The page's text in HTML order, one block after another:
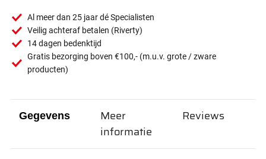
Al meer dan 25 jaar dé Specialisten
Veilig achteraf betalen (Riverty)
14 dagen bedenktijd
Gratis bezorging boven €100,- (m.u.v. grote / zware
producten)
Gegevens
Meer
informatie
Reviews